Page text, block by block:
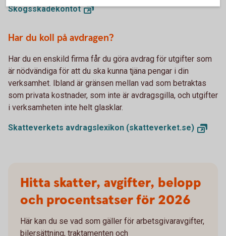
Skogsskadekontot
Har du koll på avdragen?
Har du en enskild firma får du göra avdrag för utgifter som
är nödvändiga för att du ska kunna tjäna pengar i din
verksamhet. Ibland är gränsen mellan vad som betraktas
som privata kostnader, som inte är avdragsgilla, och utgifter
i verksamheten inte helt glasklar.
Skatteverkets avdragslexikon (skatteverket.se)
Hitta skatter, avgifter, belopp
och procentsatser för 2026
Här kan du se vad som gäller för arbetsgivaravgifter,
bilersättning, traktamenten och